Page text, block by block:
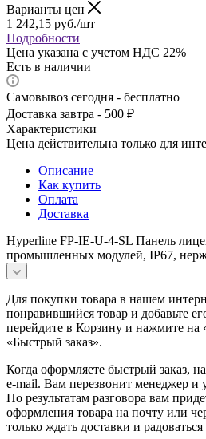
Варианты цен
1 242,15 руб./шт
Подробности
Цена указана с учетом НДС 22%
Есть в наличии
Самовывоз сегодня - бесплатно
Доставка завтра - 500 ₽
Характеристики
Цена действительна только для
Описание
Как купить
Оплата
Доставка
Hyperline FP-IE-U-4-SL Панель
промышленных модулей, IP67,
Для покупки товара в нашем
понравившийся товар и добавьте
перейдите в Корзину и нажмите на
«Быстрый заказ».
Когда оформляете быстрый заказ,
e-mail. Вам перезвонит менеджер и
По результатам разговора вам
оформления товара на почту или
только ждать доставки и